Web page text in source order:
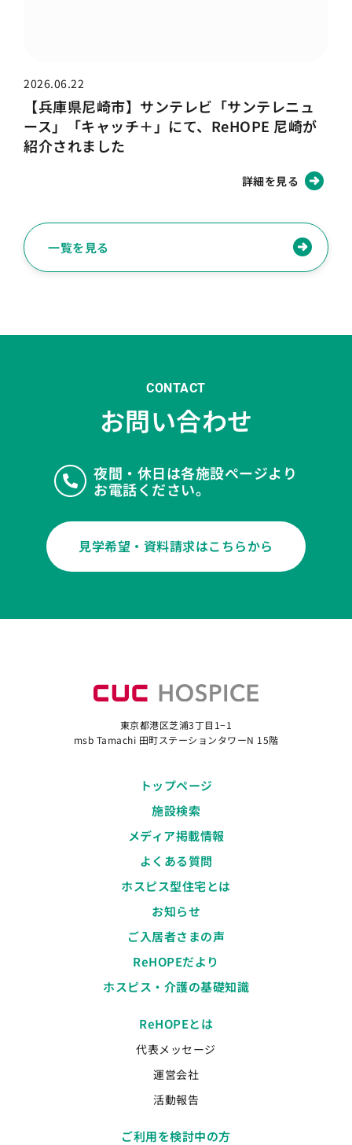
2026.06.22
【兵庫県尼崎市】サンテレビ「サンテレニュ
ース」「キャッチ＋」にて、ReHOPE 尼崎が
紹介されました
詳細を見る
一覧を見る
CONTACT
お問い合わせ
夜間・休日は各施設ページより
お電話ください。
見学希望・資料請求はこちらから
東京都港区芝浦3丁目1−1
msb Tamachi 田町ステーションタワーN 15階
トップページ
施設検索
メディア掲載情報
よくある質問
ホスピス型住宅とは
お知らせ
ご入居者さまの声
ReHOPEだより
ホスピス・介護の基礎知識
ReHOPEとは
代表メッセージ
運営会社
活動報告
ご利用を検討中の方